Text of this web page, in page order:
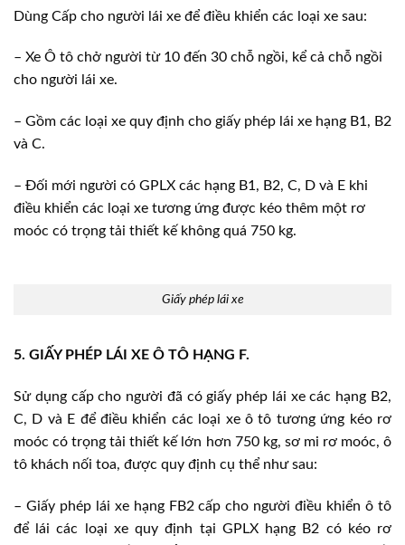
Dùng Cấp cho người lái xe để điều khiển các loại xe sau:
– Xe Ô tô chở người từ 10 đến 30 chỗ ngồi, kể cả chỗ ngồi
cho người lái xe.
– Gồm các loại xe quy định cho giấy phép lái xe hạng B1, B2
và C.
– Đối mới người có GPLX các hạng B1, B2, C, D và E khi
điều khiển các loại xe tương ứng được kéo thêm một rơ
moóc có trọng tải thiết kế không quá 750 kg.
Giấy phép lái xe
5. GIẤY PHÉP LÁI XE Ô TÔ HẠNG F.
Sử dụng cấp cho người đã có giấy phép lái xe các hạng B2,
C, D và E để điều khiển các loại xe ô tô tương ứng kéo rơ
moóc có trọng tải thiết kế lớn hơn 750 kg, sơ mi rơ moóc, ô
tô khách nối toa, được quy định cụ thể như sau:
– Giấy phép lái xe hạng FB2 cấp cho người điều khiển ô tô
để lái các loại xe quy định tại GPLX hạng B2 có kéo rơ